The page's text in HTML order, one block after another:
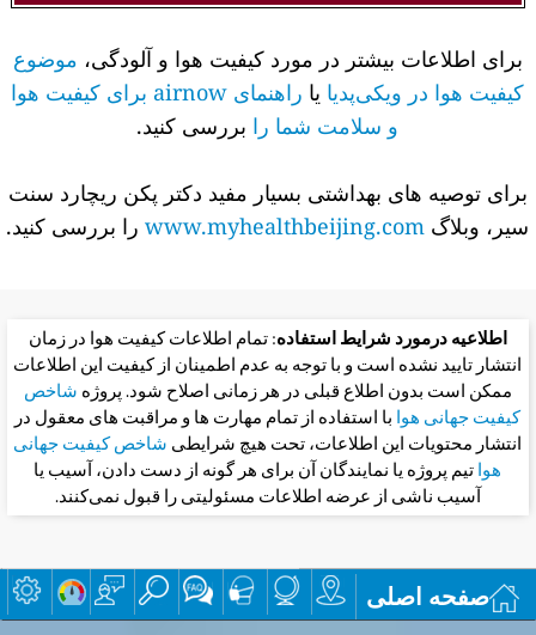
برای اطلاعات بیشتر در مورد کیفیت هوا و آلودگی، موضوع
کیفیت هوا در ویکی‌پدیایا
راهنمای airnow برای کیفیت هوا
و سلامت شما را بررسی کنید.
برای توصیه های بهداشتی بسیار مفید دکتر پکن ریچارد سنت
سیر، وبلاگ www.myhealthbeijing.comرا بررسی کنید.
اطلاعیه درمورد شرایط استفاده: تمام اطلاعات کیفیت هوا در زمان
انتشار تایید نشده است و با توجه به عدم اطمینان از کیفیت این اطلاعات
ممکن است بدون اطلاع قبلی در هر زمانی اصلاح شود. پروژهشاخص
کیفیت جهانی هوابا استفاده از تمام مهارت ها و مراقبت های معقول در
انتشار محتویات این اطلاعات، تحت هیچ شرایطیشاخص کیفیت جهانی
هواتیم پروژه یا نمایندگان آن برای هر گونه از دست دادن، آسیب یا
آسیب ناشی از عرضه اطلاعات مسئولیتی را قبول نمی‌کنند.
صفحه اصلی